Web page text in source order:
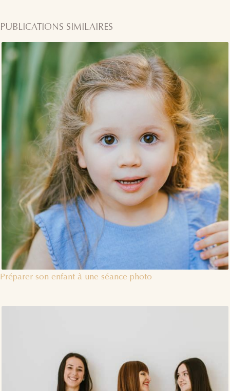
PUBLICATIONS SIMILAIRES
Préparer son enfant à une séance photo